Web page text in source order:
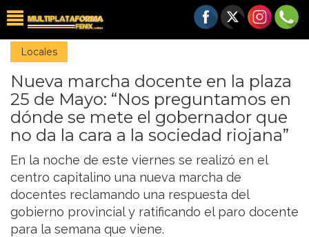
Locales
Nueva marcha docente en la plaza
25 de Mayo: “Nos preguntamos en
dónde se mete el gobernador que
no da la cara a la sociedad riojana”
En la noche de este viernes se realizó en el
centro capitalino una nueva marcha de
docentes reclamando una respuesta del
gobierno provincial y ratificando el paro docente
para la semana que viene.